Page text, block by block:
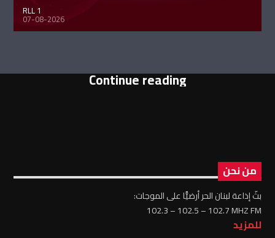
RLL 1
07-08-2026
Continue reading
من نحن
بثّ إذاعة لبنان الحر أرضيًّا على الموجات:
102.3 – 102.5 – 102.7 MHZ FM
للمزيد